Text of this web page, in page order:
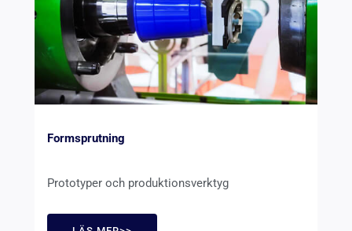
Formsprutning
Prototyper och produktionsverktyg